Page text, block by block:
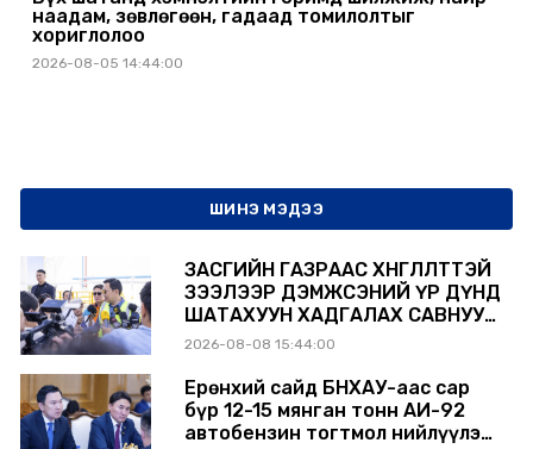
наадам, зөвлөгөөн, гадаад томилолтыг
хориглолоо
2026-08-05 14:44:00
ШИНЭ МЭДЭЭ
ЗАСГИЙН ГАЗРААС ХӨНГӨЛӨЛТТЭЙ
ЗЭЭЛЭЭР ДЭМЖСЭНИЙ ҮР ДҮНД
ШАТАХУУН ХАДГАЛАХ САВНУУД
ЭХНЭЭСЭЭ АШИГЛАЛТАД ОРЖ
2026-08-08 15:44:00
Ерөнхий сайд БНХАУ-аас сар
бүр 12-15 мянган тонн АИ-92
автобензин тогтмол нийлүүлэх